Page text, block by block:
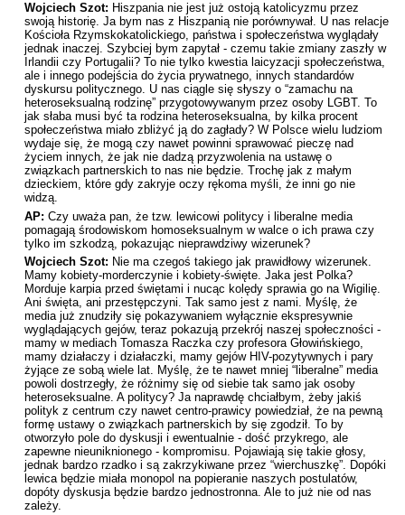
Wojciech Szot: Hiszpania nie jest już ostoją katolicyzmu przez
swoją historię. Ja bym nas z Hiszpanią nie porównywał. U nas relacje
Kościoła Rzymskokatolickiego, państwa i społeczeństwa wyglądały
jednak inaczej. Szybciej bym zapytał - czemu takie zmiany zaszły w
Irlandii czy Portugalii? To nie tylko kwestia laicyzacji społeczeństwa,
ale i innego podejścia do życia prywatnego, innych standardów
dyskursu politycznego. U nas ciągle się słyszy o “zamachu na
heteroseksualną rodzinę” przygotowywanym przez osoby LGBT. To
jak słaba musi być ta rodzina heteroseksualna, by kilka procent
społeczeństwa miało zbliżyć ją do zagłady? W Polsce wielu ludziom
wydaje się, że mogą czy nawet powinni sprawować pieczę nad
życiem innych, że jak nie dadzą przyzwolenia na ustawę o
związkach partnerskich to nas nie będzie. Trochę jak z małym
dzieckiem, które gdy zakryje oczy rękoma myśli, że inni go nie
widzą.
AP:Czy uważa pan, że tzw. lewicowi politycy i liberalne media
pomagają środowiskom homoseksualnym w walce o ich prawa czy
tylko im szkodzą, pokazując nieprawdziwy wizerunek?
Wojciech Szot: Nie ma czegoś takiego jak prawidłowy wizerunek.
Mamy kobiety-morderczynie i kobiety-święte. Jaka jest Polka?
Morduje karpia przed świętami i nucąc kolędy sprawia go na Wigilię.
Ani święta, ani przestępczyni. Tak samo jest z nami. Myślę, że
media już znudziły się pokazywaniem wyłącznie ekspresywnie
wyglądających gejów, teraz pokazują przekrój naszej społeczności -
mamy w mediach Tomasza Raczka czy profesora Głowińskiego,
mamy działaczy i działaczki, mamy gejów HIV-pozytywnych i pary
żyjące ze sobą wiele lat. Myślę, że te nawet mniej “liberalne” media
powoli dostrzegły, że różnimy się od siebie tak samo jak osoby
heteroseksualne. A politycy? Ja naprawdę chciałbym, żeby jakiś
polityk z centrum czy nawet centro-prawicy powiedział, że na pewną
formę ustawy o związkach partnerskich by się zgodził. To by
otworzyło pole do dyskusji i ewentualnie - dość przykrego, ale
zapewne nieuniknionego - kompromisu. Pojawiają się takie głosy,
jednak bardzo rzadko i są zakrzykiwane przez “wierchuszkę”. Dopóki
lewica będzie miała monopol na popieranie naszych postulatów,
dopóty dyskusja będzie bardzo jednostronna. Ale to już nie od nas
zależy.